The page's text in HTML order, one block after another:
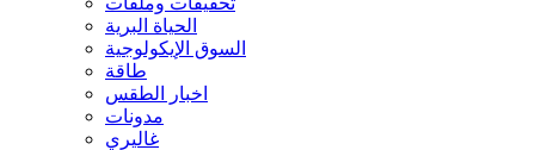
الحياة البرية
السوق الإيكولوجية
طاقة
اخبار الطقس
مدونات
غاليري